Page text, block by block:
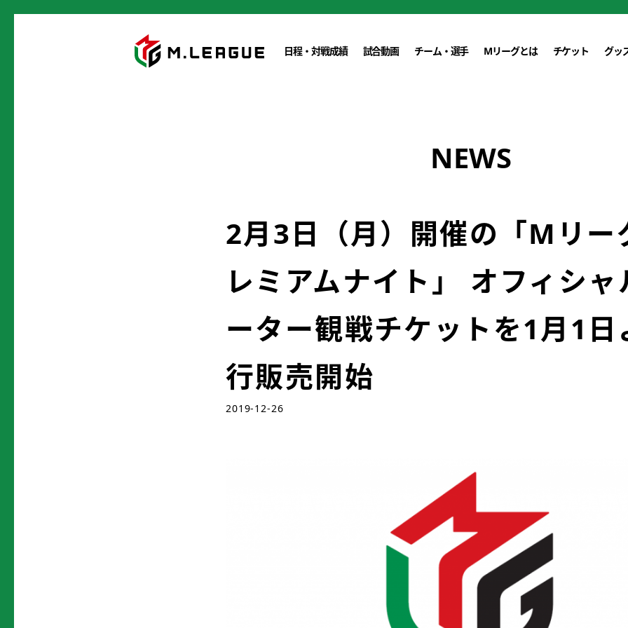
日程・対戦成績 試合動画 チーム・選手 Mリーグとは チケット グッ
NEWS
2月3日（月）開催の「Mリ
レミアムナイト」 オフィシ
ーター観戦チケットを1月1日
行販売開始
2019-12-26